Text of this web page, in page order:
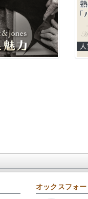
オックスフォー